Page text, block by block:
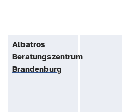
Albatros
Beratungszentrum
Brandenburg